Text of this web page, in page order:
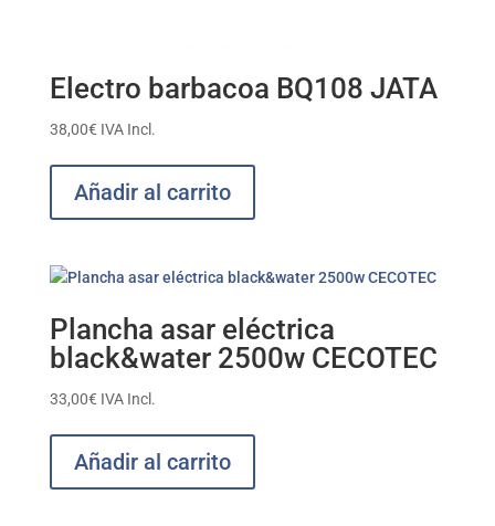
Electro barbacoa BQ108 JATA
38,00€ IVA Incl.
Añadir al carrito
Plancha asar eléctrica
black&water 2500w CECOTEC
33,00€ IVA Incl.
Añadir al carrito